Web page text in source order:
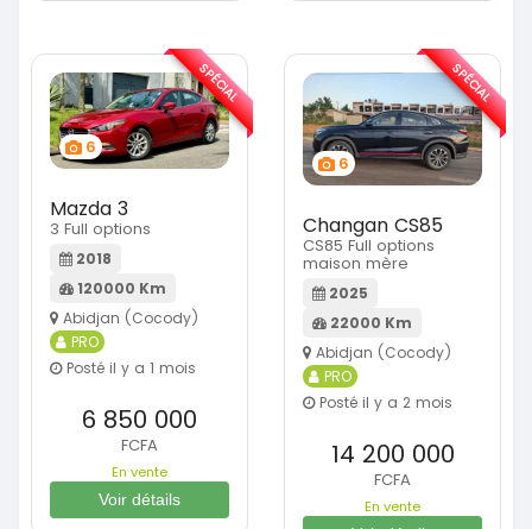
6
Mazda 3
3 Full options
2018
120000 Km
Abidjan (Cocody)
PRO
Posté il y a 1 mois
6 850 000
FCFA
En vente
Voir détails
SPÉCIAL
6
Changan CS85
CS85 Full options
maison mère
2025
22000 Km
Abidjan (Cocody)
PRO
Posté il y a 2 mois
14 200 000
FCFA
En vente
SPÉCIAL